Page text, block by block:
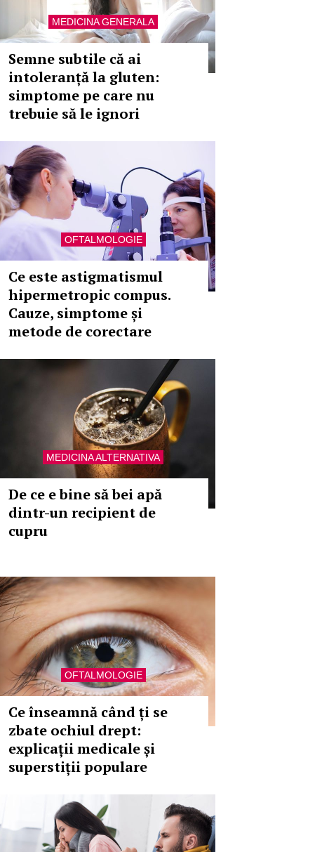
MEDICINA GENERALA
Semne subtile că ai
intoleranță la gluten:
simptome pe care nu
trebuie să le ignori
OFTALMOLOGIE
Ce este astigmatismul
hipermetropic compus.
Cauze, simptome și
metode de corectare
MEDICINA ALTERNATIVA
De ce e bine să bei apă
dintr-un recipient de
cupru
OFTALMOLOGIE
Ce înseamnă când ți se
zbate ochiul drept:
explicații medicale și
superstiții populare